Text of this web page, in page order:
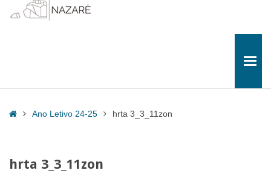
HomeAno Letivo 24-25 hrta 3_3_11zon
hrta 3_3_11zon